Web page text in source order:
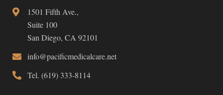
1501 Fifth Ave.,
Suite 100
San Diego, CA 92101
info@pacificmedicalcare.net
Tel. (619) 333-8114